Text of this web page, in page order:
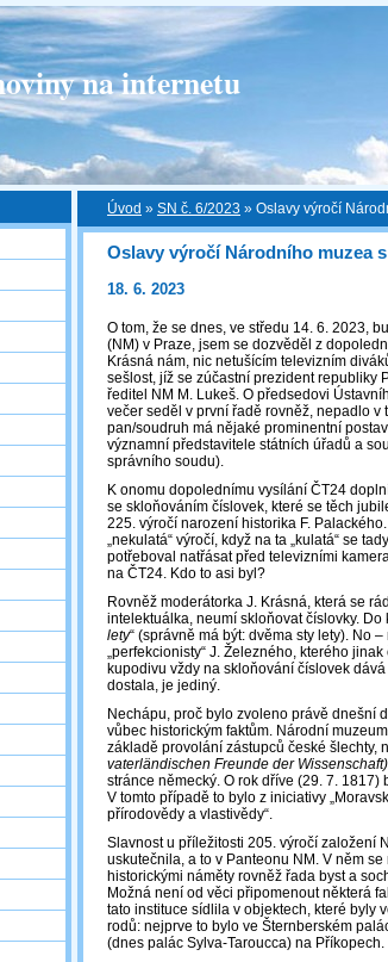
na internetu
Úvod » SN č. 6/2023 » Oslavy výročí
Oslavy výročí Národního muzea
18. 6. 2023
O tom, že se dnes, ve středu 14. 6. 2023,
(NM) v Praze, jsem se dozvěděl z
Krásná nám, nic netušícím televizním
sešlost, jíž se zúčastní prezident republiky
ředitel NM M. Lukeš. O předsedovi
večer seděl v první řadě rovněž, nepadlo v
pan/soudruh má nějaké prominentní
významní představitele státních úřadů a
správního soudu).
K onomu dopolednímu vysílání ČT24
se skloňováním číslovek, které se těch
225. výročí narození historika F.
„nekulatá“ výročí, když na ta „kulatá“ se
potřeboval natřásat před televizními
na ČT24. Kdo to asi byl?
Rovněž moderátorka J. Krásná, která se
intelektuálka, neumí skloňovat číslovky. Do
lety“ (správně má být: dvěma sty lety). No
„perfekcionisty“ J. Železného, kterého
kupodivu vždy na skloňování číslovek
dostala, je jediný.
Nechápu, proč bylo zvoleno právě dnešní
vůbec historickým faktům. Národní
základě provolání zástupců české šlechty,
vaterländischen Freunde der Wissenschaft)
stránce německý. O rok dříve (29. 7. 1817)
V tomto případě to bylo z iniciativy
přírodovědy a vlastivědy“.
Slavnost u příležitosti 205. výročí založení
uskutečnila, a to v Panteonu NM. V něm
historickými náměty rovněž řada byst a
Možná není od věci připomenout některá
tato instituce sídlila v objektech, které byly
rodů: nejprve to bylo ve Šternberském
(dnes palác Sylva-Taroucca) na Příkopech.